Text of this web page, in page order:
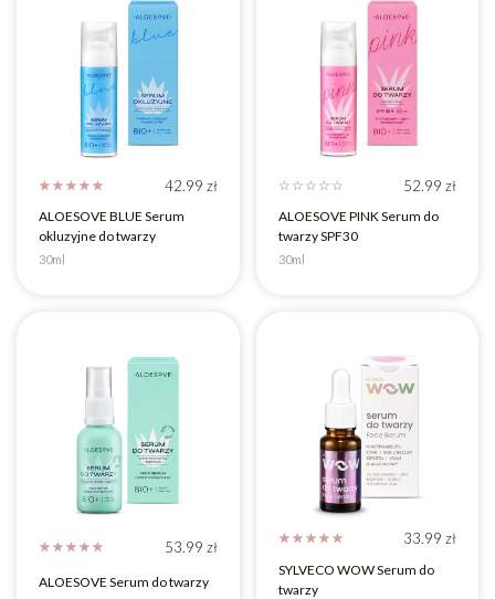
☆ ☆ ☆ ☆ ☆ 42.99 zł
ALOESOVE BLUE Serum
okluzyjne do twarzy
30ml
☆ ☆ ☆ ☆ ☆ 52.99 zł
ALOESOVE PINK Serum do
twarzy SPF30
30ml
☆ ☆ ☆ ☆ ☆ 53.99 zł
ALOESOVE Serum do twarzy
☆ ☆ ☆ ☆ ☆ 33.99 zł
SYLVECO WOW Serum do
twarzy